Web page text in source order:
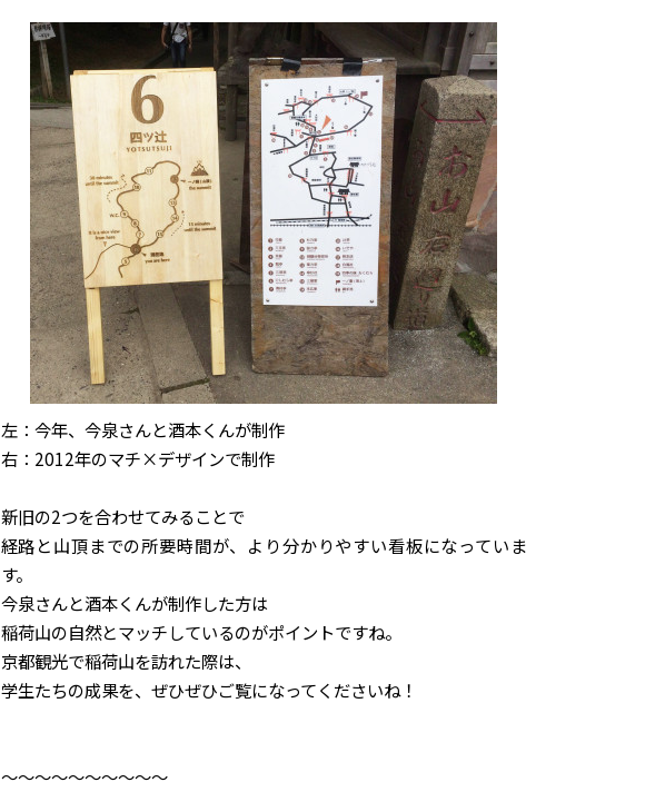
左：今年、今泉さんと酒本くんが制作
右：2012年のマチ×デザインで制作
新旧の2つを合わせてみることで
経路と山頂までの所要時間が、より分かりやすい看板になっていま
す。
今泉さんと酒本くんが制作した方は
稲荷山の自然とマッチしているのがポイントですね。
京都観光で稲荷山を訪れた際は、
学生たちの成果を、ぜひぜひご覧になってくださいね！
～～～～～～～～～～